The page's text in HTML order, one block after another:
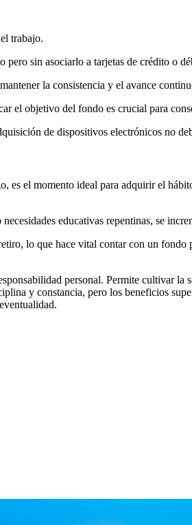
trabajo.
pero sin asociarlo a tarjetas de crédito o
la consistencia y el avance
el objetivo del fondo es crucial para
de dispositivos electrónicos no
es el momento ideal para adquirir el
educativas repentinas, se
lo que hace vital contar con un
personal. Permite cultivar la
y constancia, pero los beneficios